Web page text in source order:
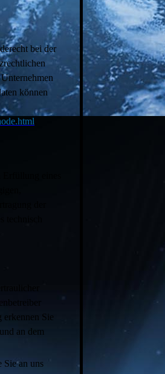
bei der
können
erkennen Sie
an dem
Sie an uns